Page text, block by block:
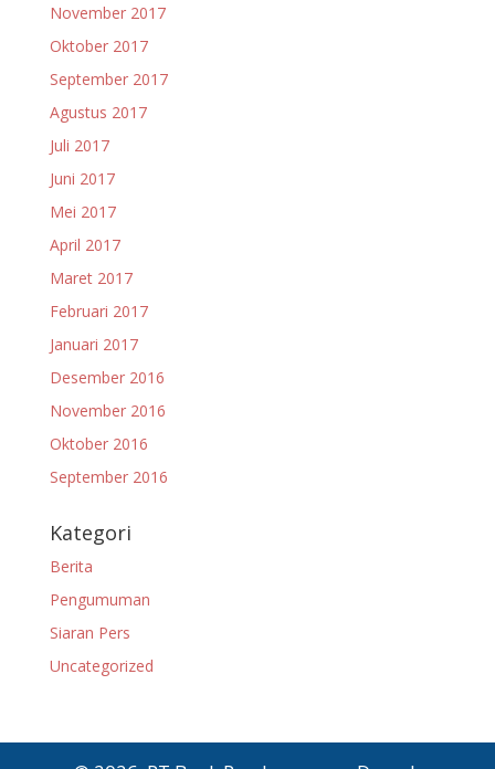
November 2017
Oktober 2017
September 2017
Agustus 2017
Juli 2017
Juni 2017
Mei 2017
April 2017
Maret 2017
Februari 2017
Januari 2017
Desember 2016
November 2016
Oktober 2016
September 2016
Kategori
Berita
Pengumuman
Siaran Pers
Uncategorized